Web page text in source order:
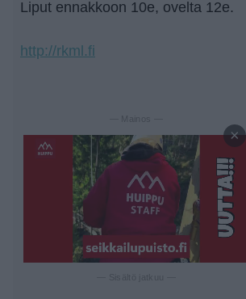
Liput ennakkoon 10e, ovelta 12e.
http://rkml.fi
— Mainos —
×